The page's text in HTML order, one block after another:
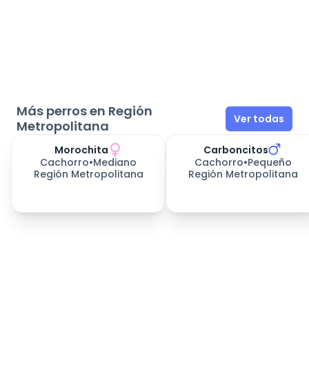
Más perros en Región
Metropolitana
Ver todas
Morochita
Cachorro•Mediano
Región Metropolitana
Carboncitos
Cachorro•Pequeño
Región Metropolitana